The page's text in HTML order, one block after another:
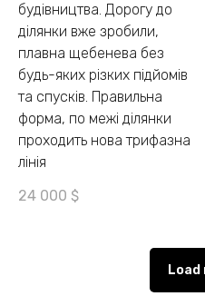
будівництва. Дорогу до
ділянки вже зробили,
плавна щебенева без
будь-яких різких підйомів
та спусків. Правильна
форма, по межі ділянки
проходить нова трифазна
лінія
24 000 $
Load